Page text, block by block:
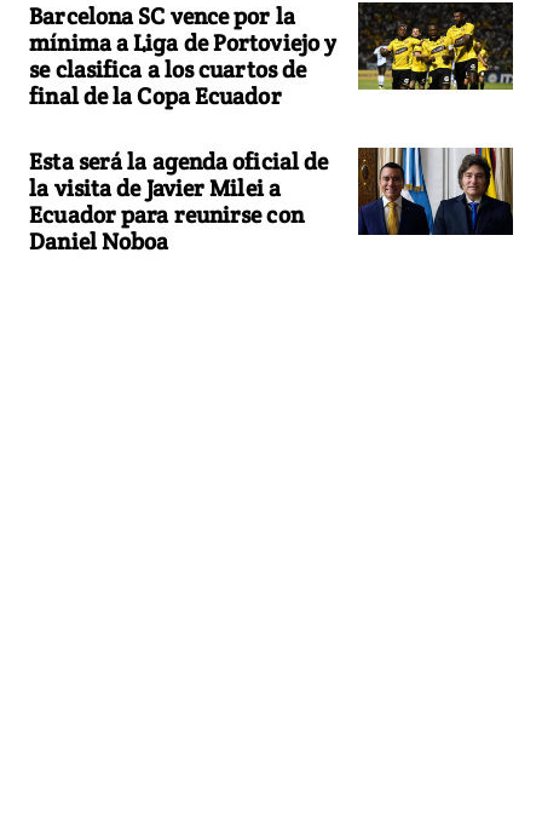
Barcelona SC vence por la
mínima a Liga de Portoviejo y
se clasifica a los cuartos de
final de la Copa Ecuador
Esta será la agenda oficial de
la visita de Javier Milei a
Ecuador para reunirse con
Daniel Noboa